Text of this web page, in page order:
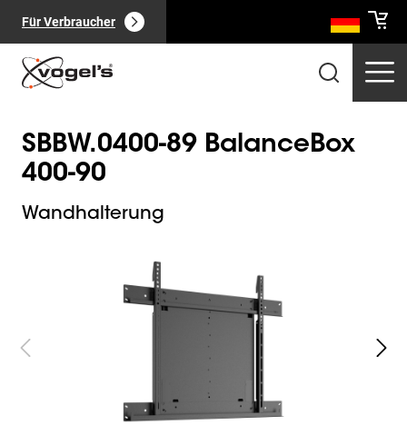
Für Verbraucher
SBBW.0400-89 BalanceBox
400-90
Wandhalterung